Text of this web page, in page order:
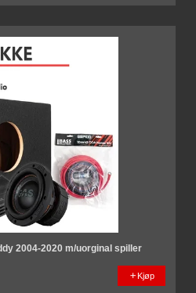
2004-2020 m/uorginal spiller
Kjøp